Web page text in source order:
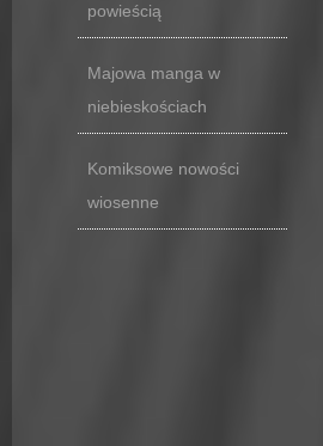
powieścią
Majowa manga w
niebieskościach
Komiksowe nowości
wiosenne